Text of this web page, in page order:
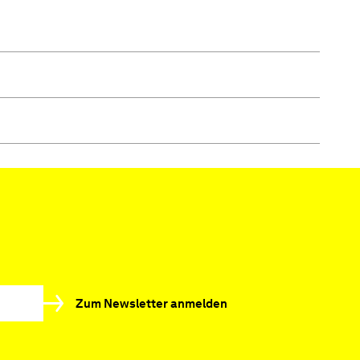
Zum Newsletter anmelden